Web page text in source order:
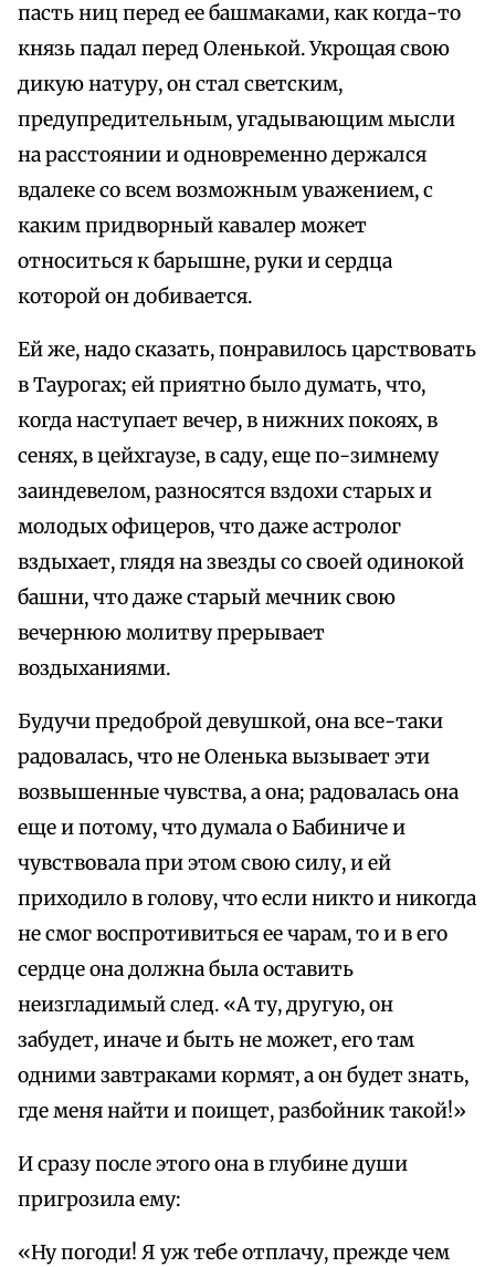
пасть ниц перед ее башмаками, как когда-то
князь падал перед Оленькой. Укрощая свою
дикую натуру, он стал светским,
предупредительным, угадывающим мысли
на расстоянии и одновременно держался
вдалеке со всем возможным уважением, с
каким придворный кавалер может
относиться к барышне, руки и сердца
которой он добивается.
Ей же, надо сказать, понравилось царствовать
в Таурогах; ей приятно было думать, что,
когда наступает вечер, в нижних покоях, в
сенях, в цейхгаузе, в саду, еще по-зимнему
заиндевелом, разносятся вздохи старых и
молодых офицеров, что даже астролог
вздыхает, глядя на звезды со своей одинокой
башни, что даже старый мечник свою
вечернюю молитву прерывает
воздыханиями.
Будучи предоброй девушкой, она все-таки
радовалась, что не Оленька вызывает эти
возвышенные чувства, а она; радовалась она
еще и потому, что думала о Бабиниче и
чувствовала при этом свою силу, и ей
приходило в голову, что если никто и никогда
не смог воспротивиться ее чарам, то и в его
сердце она должна была оставить
неизгладимый след. «А ту, другую, он
забудет, иначе и быть не может, его там
одними завтраками кормят, а он будет знать,
где меня найти и поищет, разбойник такой!»
И сразу после этого она в глубине души
пригрозила ему:
«Ну погоди! Я уж тебе отплачу, прежде чем